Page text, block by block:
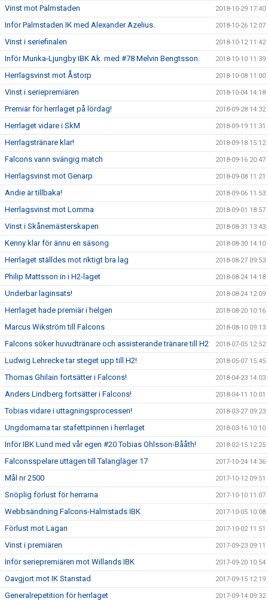
Vinst mot Palmstaden 2018-10-29 17:40
Inför Palmstaden IK med Alexander Azelius. 2018-10-26 12:07
Vinst i seriefinalen 2018-10-12 11:42
Inför Munka-Ljungby IBK Ak. med #78 Melvin Bengtsson. 2018-10-10 11:39
Herrlagsvinst mot Åstorp 2018-10-08 11:00
Vinst i seriepremiären 2018-10-04 14:18
Premiär för herrlaget på lördag! 2018-09-28 14:32
Herrlaget vidare i SkM 2018-09-19 11:31
Herrlagstränare klar! 2018-09-18 15:12
Falcons vann svängig match 2018-09-16 20:47
Herrlagsvinst mot Genarp 2018-09-08 11:21
Andie är tillbaka! 2018-09-06 11:53
Herrlagsvinst mot Lomma 2018-09-01 18:57
Vinst i Skånemästerskapen 2018-08-31 13:43
Kenny klar för ännu en säsong 2018-08-30 14:10
Herrlaget ställdes mot riktigt bra lag 2018-08-27 09:53
Philip Mattsson in i H2-laget 2018-08-24 14:18
Underbar laginsats! 2018-08-24 12:09
Herrlaget hade premiär i helgen 2018-08-20 10:16
Marcus Wikström till Falcons 2018-08-10 09:13
Falcons söker huvudtränare och assisterande tränare till H2 2018-07-05 12:52
Ludwig Lehrecke tar steget upp till H2! 2018-05-07 15:45
Thomas Ghilain fortsätter i Falcons! 2018-04-23 14:03
Anders Lindberg fortsätter i Falcons! 2018-04-11 10:01
Tobias vidare i uttagningsprocessen! 2018-03-27 09:23
Ungdomarna tar stafettpinnen i herrlaget 2018-03-16 10:10
Inför IBK Lund med vår egen #20 Tobias Ohlsson-Bååth! 2018-02-15 12:25
Falconsspelare uttagen till Talangläger 17 2017-10-24 14:36
Mål nr 2500 2017-10-12 09:51
Snöplig förlust för herrarna 2017-10-10 11:07
Webbsändning Falcons-Halmstads IBK 2017-10-05 10:08
Förlust mot Lagan 2017-10-02 11:51
Vinst i premiären 2017-09-23 09:11
Inför seriepremiären mot Willands IBK 2017-09-20 10:54
Oavgjort mot IK Stanstad 2017-09-15 12:19
Generalrepetition för herrlaget 2017-09-14 09:32